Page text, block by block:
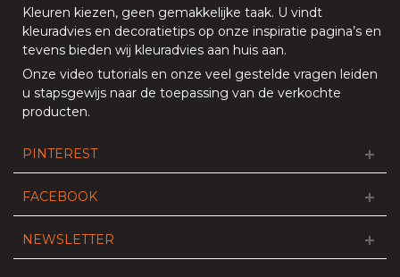
Kleuren kiezen, geen gemakkelijke taak. U vindt
kleuradvies en decoratietips op onze inspiratie pagina’s en
tevens bieden wij kleuradvies aan huis aan.
Onze video tutorials en onze veel gestelde vragen leiden
u stapsgewijs naar de toepassing van de verkochte
producten.
PINTEREST
FACEBOOK
NEWSLETTER